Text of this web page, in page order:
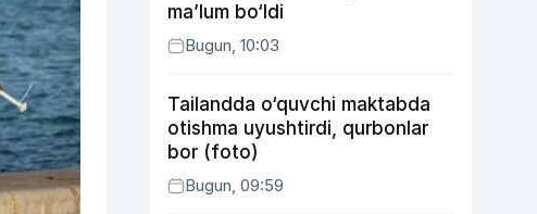
ma’lum bo‘ldi
Bugun, 10:03
Tailandda o‘quvchi maktabda
otishma uyushtirdi, qurbonlar
bor (foto)
Bugun, 09:59